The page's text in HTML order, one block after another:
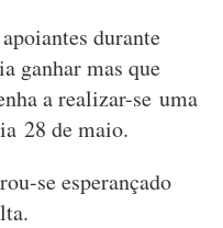
durante
ganhar mas que
a realizar-se uma
28 de maio.
se esperançado